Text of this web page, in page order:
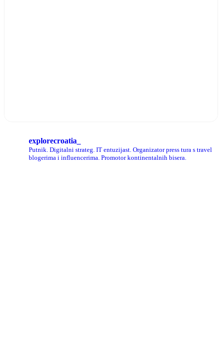
explorecroatia_
Putnik. Digitalni strateg. IT entuzijast. Organizator press tura s travel
blogerima i influencerima. Promotor kontinentalnih bisera.